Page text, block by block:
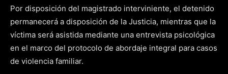
Por disposición del magistrado interviniente, el detenido
permanecerá a disposición de la Justicia, mientras que la
víctima será asistida mediante una entrevista psicológica
en el marco del protocolo de abordaje integral para casos
de violencia familiar.